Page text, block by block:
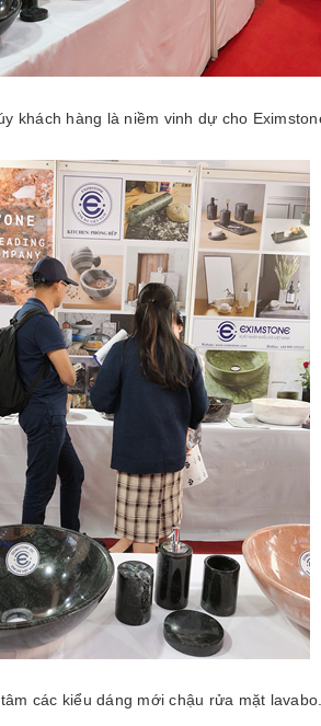
khách hàng là niềm vinh dự cho
các kiểu dáng mới chậu rửa mặt lavabo.